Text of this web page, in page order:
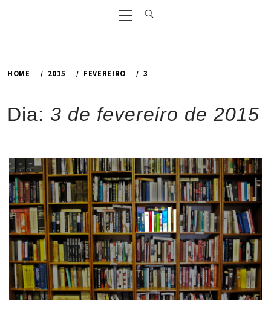
Primary
Menu
HOME 2015 FEVEREIRO 3
Dia: 3 de fevereiro de 2015